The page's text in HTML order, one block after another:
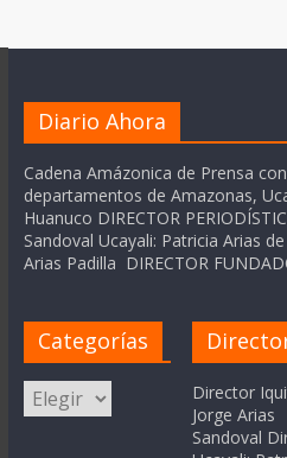
Diario Ahora
Cadena Amázonica de Prensa
departamentos de Amazonas,
Huanuco DIRECTOR
Sandoval Ucayali: Patricia Arias
Arias Padilla DIRECTOR
Categorías
Categorías
Director
Jorge Arias
Sandoval